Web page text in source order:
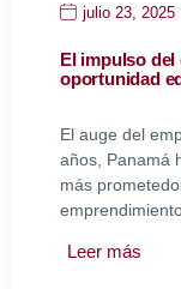
julio 23, 2025
El impulso del
oportunidad
El auge del
años, Panamá
más
Leer más